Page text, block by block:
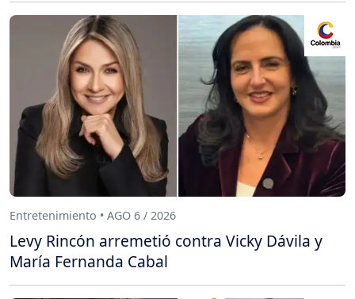
Entretenimiento • AGO 6 / 2026
Levy Rincón arremetió contra Vicky Dávila y
María Fernanda Cabal